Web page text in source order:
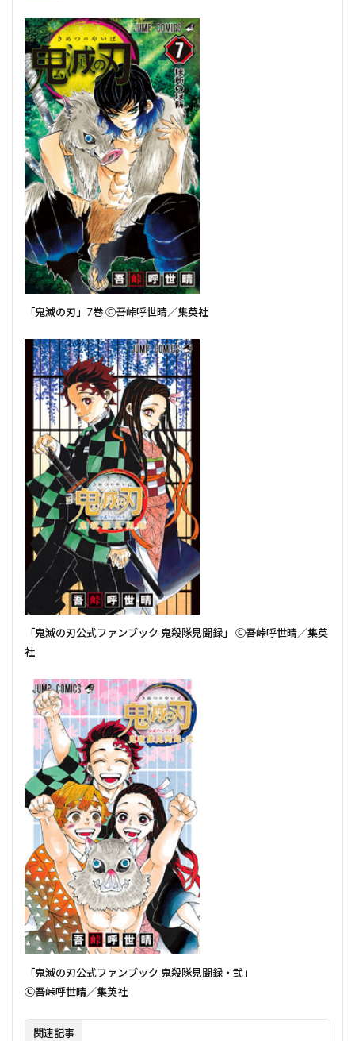
「鬼滅の刃」7巻 Ⓒ吾峠呼世晴／集英社
「鬼滅の刃公式ファンブック 鬼殺隊見聞録」 Ⓒ吾峠呼世晴／集英
社
「鬼滅の刃公式ファンブック 鬼殺隊見聞録・弐」
Ⓒ吾峠呼世晴／集英社
関連記事